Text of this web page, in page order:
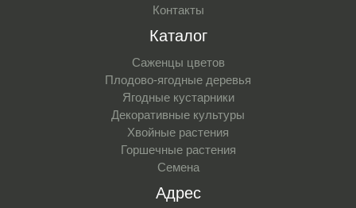
Контакты
Каталог
Саженцы цветов
Плодово-ягодные деревья
Ягодные кустарники
Декоративные культуры
Хвойные растения
Горшечные растения
Семена
Адрес